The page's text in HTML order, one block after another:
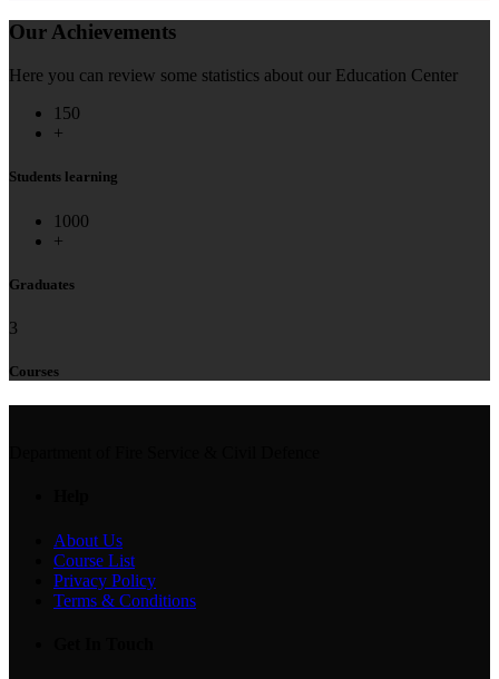
Our Achievements
Here you can review some statistics about our Education Center
150
+
Students learning
1000
+
Graduates
3
Courses
About Us
Course List
Privacy Policy
Terms & Conditions